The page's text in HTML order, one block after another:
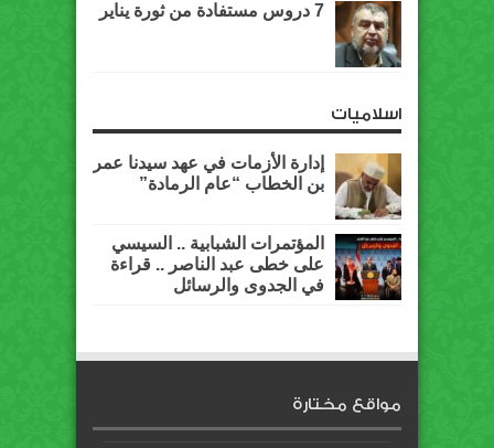
7 دروس مستفادة من ثورة يناير
اسلاميات
إدارة الأزمات في عهد سيدنا عمر
بن الخطاب “عام الرمادة”
المؤتمرات الشبابية .. السيسي
على خطى عبد الناصر .. قراءة
في الجدوى والرسائل
مواقع مختارة